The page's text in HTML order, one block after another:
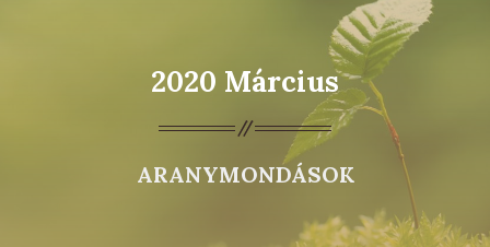
2020 Március
ARANYMONDÁSOK